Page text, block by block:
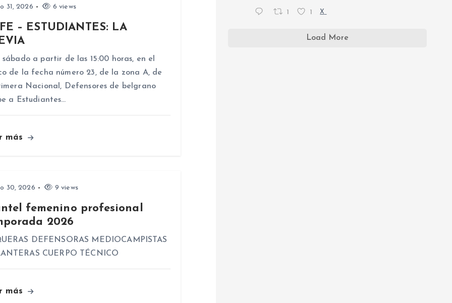
31, 2026 6 views
– ESTUDIANTES: LA
sábado a partir de las 15:00 horas, en el
de la fecha número 23, de la zona A, de
Nacional, Defensores de belgrano
a Estudiantes…
más
30, 2026 9 views
femenino profesional
2026
DEFENSORAS MEDIOCAMPISTAS
CUERPO TÉCNICO
más
1 1 X
Load More